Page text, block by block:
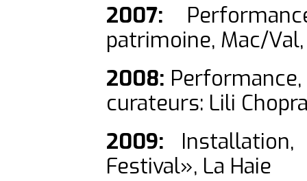
2007:
patrimoine, Mac/
2008:
curateurs: Lili
2009:
Festival», La Haie